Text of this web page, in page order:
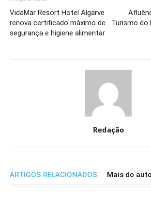
VidaMar Resort Hotel Algarve
renova certificado máximo de
segurança e higiene alimentar
Turismo do
Redação
ARTIGOS RELACIONADOS Mais do